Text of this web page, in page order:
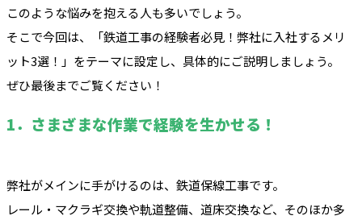
このような悩みを抱える人も多いでしょう。
そこで今回は、「鉄道工事の経験者必見！弊社に入社するメリ
ット3選！」をテーマに設定し、具体的にご説明しましょう。
ぜひ最後までご覧ください！
1．さまざまな作業で経験を生かせる！
弊社がメインに手がけるのは、鉄道保線工事です。
レール・マクラギ交換や軌道整備、道床交換など、そのほか多